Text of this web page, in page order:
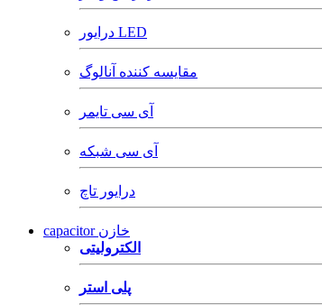
درایور LED
مقایسه کننده آنالوگ
آی سی تایمر
آی سی شبکه
درایور تاچ
capacitor خازن
الکترولیتی
پلی استر